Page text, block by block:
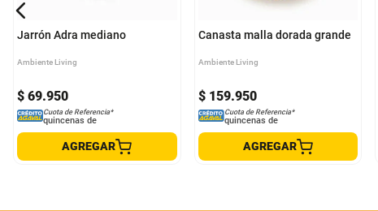
Jarrón Adra mediano
Ambiente Living
$ 69.950
Cuota de Referencia*
quincenas de
AGREGAR
Canasta malla dorada grande
Ambiente Living
$ 159.950
Cuota de Referencia*
quincenas de
AGREGAR